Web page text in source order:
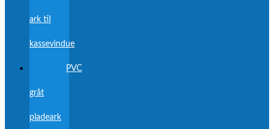
ark til
kassevindue
PVC
gråt
pladeark